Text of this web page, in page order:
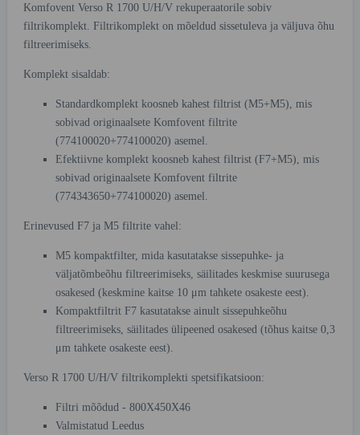
Komfovent Verso R 1700 U/H/V rekuperaatorile sobiv
filtrikomplekt. Filtrikomplekt on mõeldud sissetuleva ja väljuva õhu
filtreerimiseks.
Komplekt sisaldab:
Standardkomplekt koosneb kahest filtrist (M5+M5), mis
sobivad originaalsete Komfovent filtrite
(774100020+774100020) asemel.
Efektiivne komplekt koosneb kahest filtrist (F7+M5), mis
sobivad originaalsete Komfovent filtrite
(774343650+774100020) asemel.
Erinevused F7 ja M5 filtrite vahel:
M5 kompaktfilter, mida kasutatakse sissepuhke- ja
väljatõmbeõhu filtreerimiseks, säilitades keskmise suurusega
osakesed (keskmine kaitse 10 μm tahkete osakeste eest).
Kompaktfiltrit F7 kasutatakse ainult sissepuhkeõhu
filtreerimiseks, säilitades ülipeened osakesed (tõhus kaitse 0,3
μm tahkete osakeste eest).
Verso R 1700 U/H/V filtrikomplekti spetsifikatsioon:
Filtri mõõdud - 800X450X46
Valmistatud Leedus